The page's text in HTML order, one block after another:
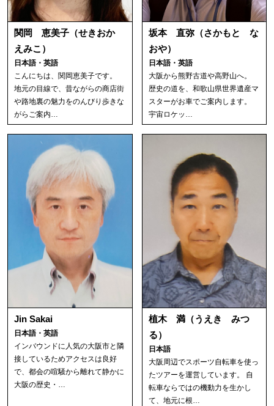
関岡 恵美子（せきおか
えみこ）
日本語・英語
こんにちは、関岡恵美子です。
地元の目線で、昔ながらの商店街
や路地裏の魅力をのんびり歩きな
がらご案内…
坂本 直弥（さかもと な
おや）
日本語・英語
大阪から熊野古道や高野山へ。
歴史の道を、和歌山県世界遺産マ
スターがお車でご案内します。
宇宙ロケッ…
Jin Sakai
日本語・英語
インバウンドに人気の大阪市と隣
接しているためアクセスは良好
で、都会の喧騒から離れて静かに
大阪の歴史・…
植木 満（うえき みつ
る）
日本語
大阪周辺でスポーツ自転車を使っ
たツアーを運営しています。 自
転車ならではの機動力を生かし
て、地元に根…